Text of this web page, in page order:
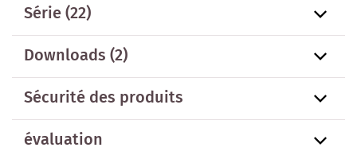
Série(22)
Downloads (2)
Sécurité des produits
évaluation